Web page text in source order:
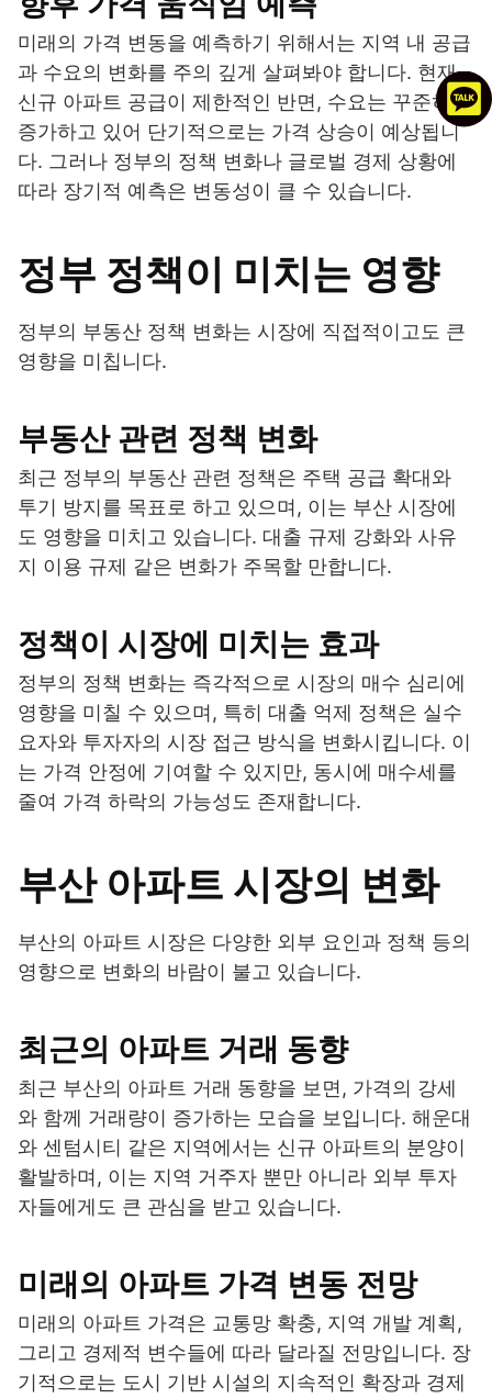
미래의 가격 변동을 예측하기 위해서는 지역 내 공급
과 수요의 변화를 주의 깊게 살펴봐야 합니다. 현재
신규 아파트 공급이 제한적인 반면, 수요는 꾸준히
증가하고 있어 단기적으로는 가격 상승이 예상됩니
다. 그러나 정부의 정책 변화나 글로벌 경제 상황에
따라 장기적 예측은 변동성이 클 수 있습니다.
정부 정책이 미치는 영향
정부의 부동산 정책 변화는 시장에 직접적이고도 큰
영향을 미칩니다.
부동산 관련 정책 변화
최근 정부의 부동산 관련 정책은 주택 공급 확대와
투기 방지를 목표로 하고 있으며, 이는 부산 시장에
도 영향을 미치고 있습니다. 대출 규제 강화와 사유
지 이용 규제 같은 변화가 주목할 만합니다.
정책이 시장에 미치는 효과
정부의 정책 변화는 즉각적으로 시장의 매수 심리에
영향을 미칠 수 있으며, 특히 대출 억제 정책은 실수
요자와 투자자의 시장 접근 방식을 변화시킵니다. 이
는 가격 안정에 기여할 수 있지만, 동시에 매수세를
줄여 가격 하락의 가능성도 존재합니다.
부산 아파트 시장의 변화
부산의 아파트 시장은 다양한 외부 요인과 정책 등의
영향으로 변화의 바람이 불고 있습니다.
최근의 아파트 거래 동향
최근 부산의 아파트 거래 동향을 보면, 가격의 강세
와 함께 거래량이 증가하는 모습을 보입니다. 해운대
와 센텀시티 같은 지역에서는 신규 아파트의 분양이
활발하며, 이는 지역 거주자 뿐만 아니라 외부 투자
자들에게도 큰 관심을 받고 있습니다.
미래의 아파트 가격 변동 전망
미래의 아파트 가격은 교통망 확충, 지역 개발 계획,
그리고 경제적 변수들에 따라 달라질 전망입니다. 장
기적으로는 도시 기반 시설의 지속적인 확장과 경제